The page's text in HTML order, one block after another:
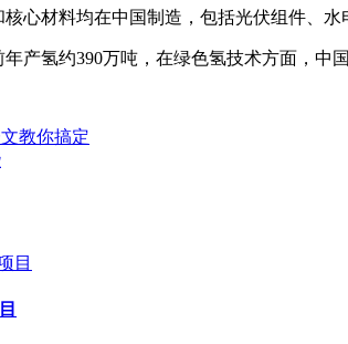
心材料均在中国制造，包括光伏组件、
产氢约390万吨，在绿色氢技术方面，中
教你搞定